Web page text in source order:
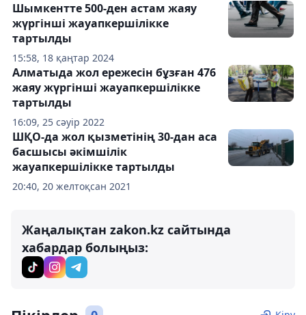
15:58, 18 қаңтар 2024
Шымкентте 500-ден астам жаяу
жүргінші жауапкершілікке
тартылды
16:09, 25 сәуір 2022
Алматыда жол ережесін бұзған 476
жаяу жүргінші жауапкершілікке
тартылды
20:40, 20 желтоқсан 2021
ШҚО-да жол қызметінің 30-дан аса
басшысы әкімшілік
жауапкершілікке тартылды
Жаңалықтан zakon.kz сайтында
хабардар болыңыз: